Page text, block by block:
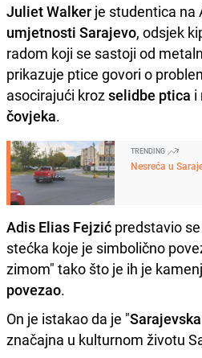
Juliet Walker je studentica na
umjetnosti Sarajevo, odsjek
radom koji se sastoji od
prikazuje ptice govori o
asocirajući krozselidbe ptica i
čovjeka.
TRENDING
Nesreća u
Adis Elias Fejzić predstavio
stećka koje je simbolično
zimom" tako što je ih je
povezao.
On je istakao da je "
značajna u kulturnom životu